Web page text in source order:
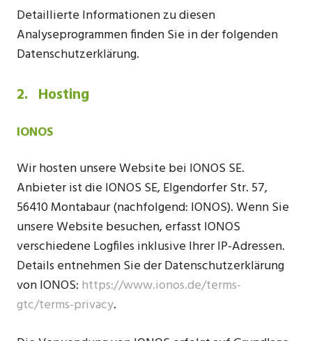
Detaillierte Informationen zu diesen
Analyseprogrammen finden Sie in der folgenden
Datenschutzerklärung.
2. Hosting
IONOS
Wir hosten unsere Website bei IONOS SE.
Anbieter ist die IONOS SE, Elgendorfer Str. 57,
56410 Montabaur (nachfolgend: IONOS). Wenn Sie
unsere Website besuchen, erfasst IONOS
verschiedene Logfiles inklusive Ihrer IP-Adressen.
Details entnehmen Sie der Datenschutzerklärung
von IONOS: https://www.ionos.de/terms-
gtc/terms-privacy.